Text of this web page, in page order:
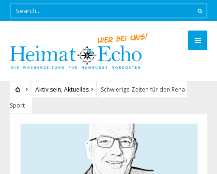
Aktiv sein, Aktuelles
Schwierige Zeiten für den Reha-
Sport